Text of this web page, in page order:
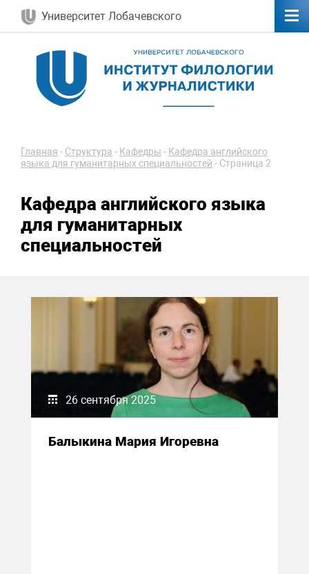
Университет Лобачевского
Главная - Структура - Кафедры - Кафедра английского
языка для гуманитарных специальностей - Страница 2
Кафедра английского языка
для гуманитарных
специальностей
26 сентября 2025
Балыкина Мария Игоревна